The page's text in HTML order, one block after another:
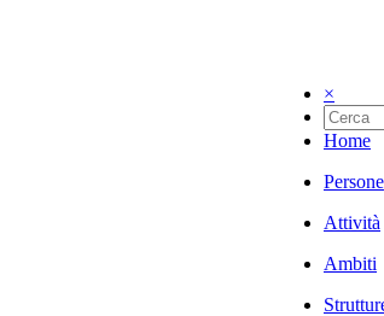
×
Home
Persone
Attività
Ambiti